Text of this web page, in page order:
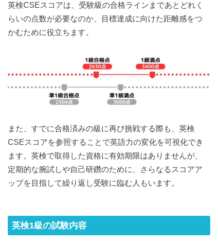
英検CSEスコアは、受験級の合格ラインまであとどれく
らいの点数が必要なのか、目標達成に向けた距離感をつ
かむために役立ちます。
また、すでに合格済みの級に再び挑戦する際も、英検
CSEスコアを参照することで英語力の変化を可視化でき
ます。英検で取得した資格に有効期限はありませんが、
定期的な腕試しや自己研鑽のために、さらなるスコアア
ップを目指して繰り返し受験に臨む人もいます。
英検1級の試験内容